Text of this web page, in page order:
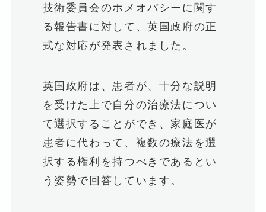
技術委員会のホメオパシーに関す
る報告書に対して、英国政府の正
式な対応が発表されました。
英国政府は、患者が、十分な説明
を受けた上で自分の治療法につい
て選択することができ、家庭医が
患者に代わって、複数の療法を選
択する権利を持つべきであるとい
う姿勢で回答しています。